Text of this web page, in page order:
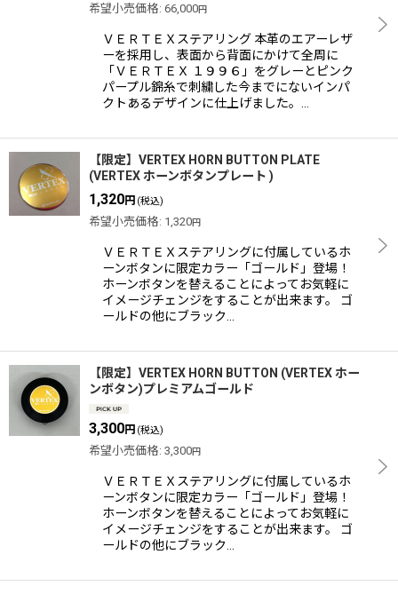
希望小売価格: 66,000円
ＶＥＲＴＥＸステアリング 本革のエアーレザ
ーを採用し、表面から背面にかけて全周に
「ＶＥＲＴＥＸ １９９６」をグレーとピンク
パープル錦糸で刺繍した今までにないインパ
クトあるデザインに仕上げました。…
【限定】VERTEX HORN BUTTON PLATE
(VERTEX ホーンボタンプレート )
1,320円 (税込)
希望小売価格: 1,320円
ＶＥＲＴＥＸステアリングに付属しているホ
ーンボタンに限定カラー「ゴールド」登場！
ホーンボタンを替えることによってお気軽に
イメージチェンジをすることが出来ます。 ゴ
ールドの他にブラック…
【限定】VERTEX HORN BUTTON (VERTEX ホー
ンボタン)プレミアムゴールド
3,300円 (税込)
希望小売価格: 3,300円
ＶＥＲＴＥＸステアリングに付属しているホ
ーンボタンに限定カラー「ゴールド」登場！
ホーンボタンを替えることによってお気軽に
イメージチェンジをすることが出来ます。 ゴ
ールドの他にブラック…